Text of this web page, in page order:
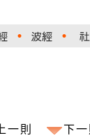
上一則 下一